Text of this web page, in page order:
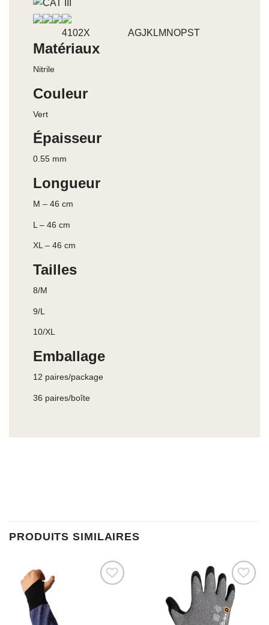
4102X AGJKLMNOPST
Matériaux
Nitrile
Couleur
Vert
Épaisseur
0.55 mm
Longueur
M – 46 cm
L – 46 cm
XL – 46 cm
Tailles
8/M
9/L
10/XL
Emballage
12 paires/package
36 paires/boîte
PRODUITS SIMILAIRES
Ajouter à la liste d’envies Ajouter à la liste d’envies